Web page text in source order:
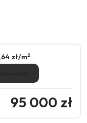
zł/m2
95 000 zł